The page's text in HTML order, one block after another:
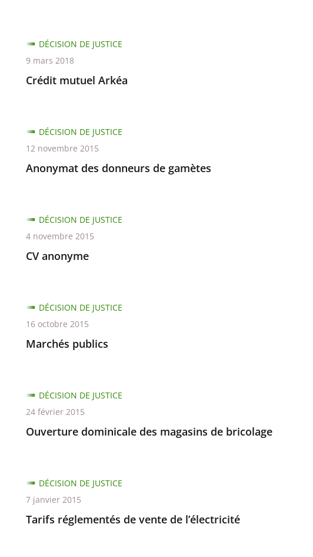
Crédit mutuel Arkéa
DÉCISION DE JUSTICE
9 mars 2018
Anonymat des donneurs de gamètes
DÉCISION DE JUSTICE
12 novembre 2015
CV anonyme
DÉCISION DE JUSTICE
4 novembre 2015
Marchés publics
DÉCISION DE JUSTICE
16 octobre 2015
Ouverture dominicale des magasins de bricolage
DÉCISION DE JUSTICE
24 février 2015
Tarifs réglementés de vente de l’électricité
DÉCISION DE JUSTICE
7 janvier 2015